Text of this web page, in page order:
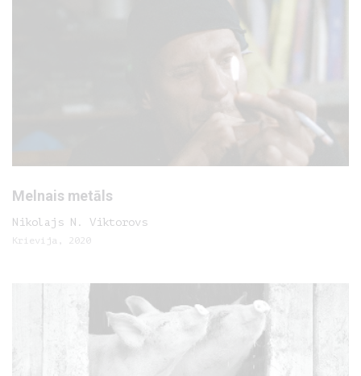
Melnais metāls
Nikolajs N. Viktorovs
Krievija, 2020